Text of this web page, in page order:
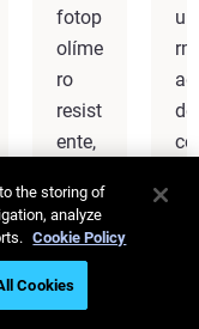
fotop
olíme
ro
resist
ente,
ar al
cauc
ho,
capa
ad
the storing of
analyze
Cookie Policy
Cookies